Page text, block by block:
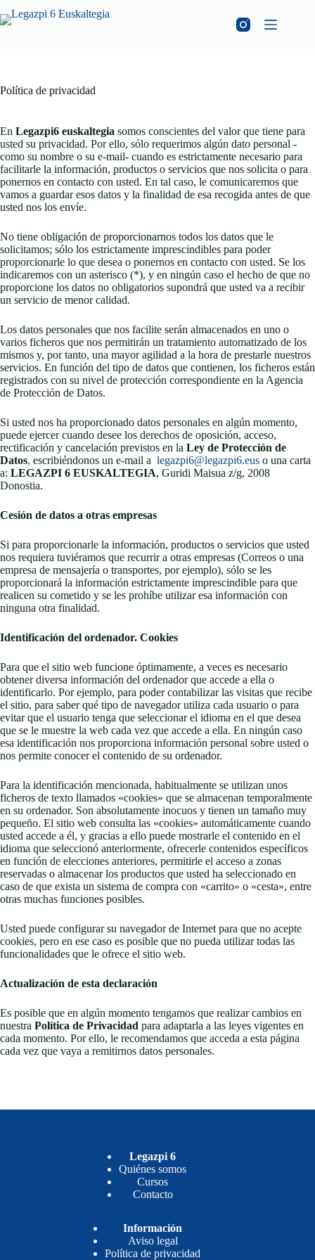
Política de privacidad
En Legazpi6 euskaltegia somos conscientes del valor que tiene para
usted su privacidad. Por ello, sólo requerimos algún dato personal -
como su nombre o su e-mail- cuando es estrictamente necesario para
facilitarle la información, productos o servicios que nos solicita o para
ponernos en contacto con usted. En tal caso, le comunicaremos que
vamos a guardar esos datos y la finalidad de esa recogida antes de que
usted nos los envíe.
No tiene obligación de proporcionarnos todos los datos que le
solicitamos; sólo los estrictamente imprescindibles para poder
proporcionarle lo que desea o ponernos en contacto con usted. Se los
indicaremos con un asterisco (*), y en ningún caso el hecho de que no
proporcione los datos no obligatorios supondrá que usted va a recibir
un servicio de menor calidad.
Los datos personales que nos facilite serán almacenados en uno o
varios ficheros que nos permitirán un tratamiento automatizado de los
mismos y, por tanto, una mayor agilidad a la hora de prestarle nuestros
servicios. En función del tipo de datos que contienen, los ficheros están
registrados con su nivel de protección correspondiente en la Agencia
de Protección de Datos.
Si usted nos ha proporcionado datos personales en algún momento,
puede ejercer cuando desee los derechos de oposición, acceso,
rectificación y cancelación previstos en la Ley de Protección de
Datos, escribiéndonos un e-mail a legazpi6@legazpi6.eus o una carta
a: LEGAZPI 6 EUSKALTEGIA, Guridi Maisua z/g, 2008
Donostia.
Cesión de datos a otras empresas
Si para proporcionarle la información, productos o servicios que usted
nos requiera tuviéramos que recurrir a otras empresas (Correos o una
empresa de mensajería o transportes, por ejemplo), sólo se les
proporcionará la información estrictamente imprescindible para que
realicen su cometido y se les prohíbe utilizar esa información con
ninguna otra finalidad.
Identificación del ordenador. Cookies
Para que el sitio web funcione óptimamente, a veces es necesario
obtener diversa información del ordenador que accede a ella o
identificarlo. Por ejemplo, para poder contabilizar las visitas que recibe
el sitio, para saber qué tipo de navegador utiliza cada usuario o para
evitar que el usuario tenga que seleccionar el idioma en el que desea
que se le muestre la web cada vez que accede a ella. En ningún caso
esa identificación nos proporciona información personal sobre usted o
nos permite conocer el contenido de su ordenador.
Para la identificación mencionada, habitualmente se utilizan unos
ficheros de texto llamados «cookies» que se almacenan temporalmente
en su ordenador. Son absolutamente inocuos y tienen un tamaño muy
pequeño. El sitio web consulta las «cookies» automáticamente cuando
usted accede a él, y gracias a ello puede mostrarle el contenido en el
idioma que seleccionó anteriormente, ofrecerle contenidos específicos
en función de elecciones anteriores, permitirle el acceso a zonas
reservadas o almacenar los productos que usted ha seleccionado en
caso de que exista un sistema de compra con «carrito» o «cesta», entre
otras muchas funciones posibles.
Usted puede configurar su navegador de Internet para que no acepte
cookies, pero en ese caso es posible que no pueda utilizar todas las
funcionalidades que le ofrece el sitio web.
Actualización de esta declaración
Es posible que en algún momento tengamos que realizar cambios en
nuestra Política de Privacidad para adaptarla a las leyes vigentes en
cada momento. Por ello, le recomendamos que acceda a esta página
cada vez que vaya a remitirnos datos personales.
Legazpi 6
Quiénes somos
Cursos
Contacto
Información
Aviso legal
Política de privacidad